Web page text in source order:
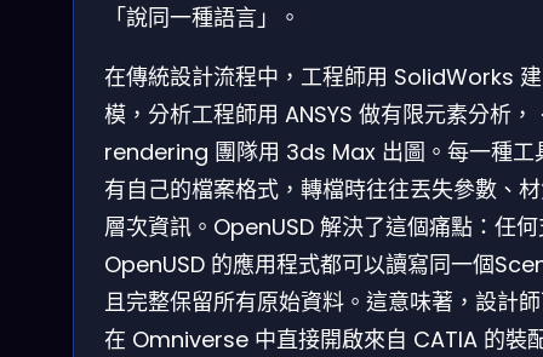
「說同一種語言」。
在傳統設計流程中，工程師用 SolidWorks 建
模，分析工程師用 ANSYS 做有限元素分析，
rendering 團隊用 3ds Max 出圖。每一種工
有自己的檔案格式，轉檔時往往丟失參數、
層次資訊。OpenUSD 解決了這個痛點：任
OpenUSD 的應用程式都可以讀寫同一個
且完整保留所有原始資料。這意味著，設計
在 Omniverse 中直接開啟來自 CATIA 的裝